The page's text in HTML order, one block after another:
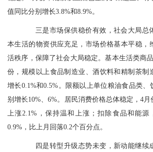
值同比分别增长3.8%和8.9%。
三是市场保供稳价有效，社会大局总
本生活的物资供应充足，市场价格基本平稳，
活秩序，保障了社会大局稳定。基本生活类商
份，规模以上食品制造业、酒饮料和精制茶制
增长0.1%和0.5%。限额以上单位粮油食品类、
别增长10%、6%。居民消费价格总体稳定，4
上涨2.1%，保持温和上涨；扣除食品和能源
0.9%，比上月回落0.2个百分点。
四是转型升级态势未变，新动能继续